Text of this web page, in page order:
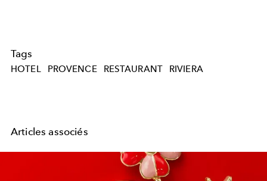
Tags
HOTEL PROVENCE RESTAURANT RIVIERA
Articles associés